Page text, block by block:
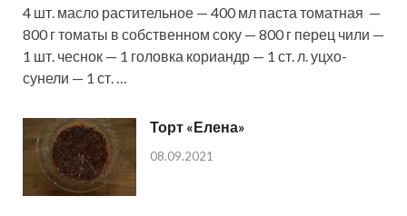
4 шт. масло растительное — 400 мл паста томатная —
800 г томаты в собственном соку — 800 г перец чили —
1 шт. чеснок — 1 головка кориандр — 1 ст. л. уцхо-
сунели — 1 ст. …
Торт «Елена»
08.09.2021